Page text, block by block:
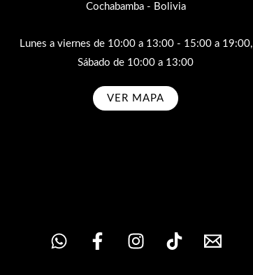
Cochabamba - Bolivia
Lunes a viernes de 10:00 a 13:00 - 15:00 a 19:00,
Sábado de 10:00 a 13:00
VER MAPA